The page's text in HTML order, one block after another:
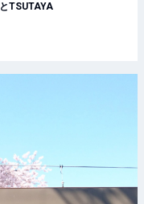
TSUTAYA